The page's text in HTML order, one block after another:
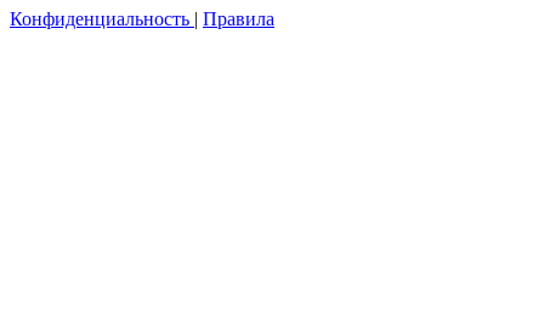
Конфиденциальность | Правила